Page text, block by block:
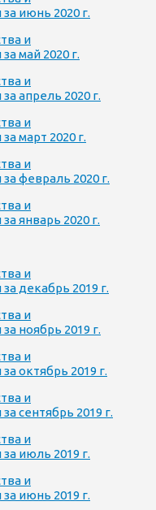
июнь 2020 г.
и
май 2020 г.
и
апрель 2020 г.
и
март 2020 г.
и
февраль 2020 г.
и
январь 2020 г.
и
декабрь 2019 г.
и
ноябрь 2019 г.
и
октябрь 2019 г.
и
сентябрь 2019 г.
и
июль 2019 г.
и
июнь 2019 г.